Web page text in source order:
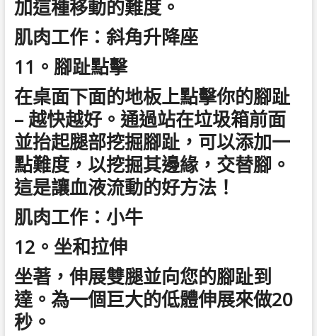
加這種移動的難度。
肌肉工作：斜角升降座
11。腳趾點擊
在桌面下面的地板上點擊你的腳趾
– 越快越好。通過站在垃圾箱前面
並抬起腿部挖掘腳趾，可以添加一
點難度，以挖掘其邊緣，交替腳。
這是讓血液流動的好方法！
肌肉工作：小牛
12。坐和拉伸
坐著，伸展雙腿並向您的腳趾到
達。為一個巨大的低體伸展來做20
秒。